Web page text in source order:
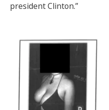
president Clinton.”